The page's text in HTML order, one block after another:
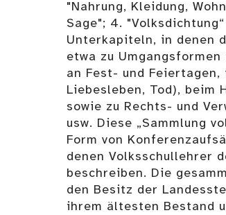
"Nahrung, Kleidung,
Sage"; 4.
Unterkapiteln, in denen
etwa zu
an Fest- und
Liebesleben, Tod), beim
sowie zu Rechts- und
usw. Diese „Sammlung
Form von
denen Volksschullehrer
beschreiben. Die
den Besitz der
ihrem ältesten Bestand